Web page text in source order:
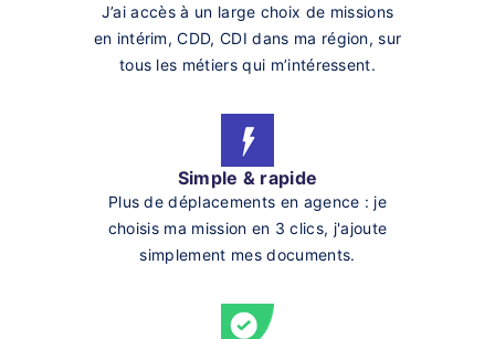
J’ai accès à un large choix de missions
en intérim, CDD, CDI dans ma région, sur
tous les métiers qui m’intéressent.
Simple & rapide
Plus de déplacements en agence : je
choisis ma mission en 3 clics, j'ajoute
simplement mes documents.